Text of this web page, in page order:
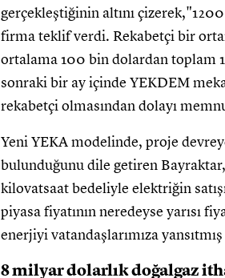
gerçekleştiğinin altını
firma teklif verdi. Rekabetçi bir
ortalama 100 bin dolardan toplam
sonraki bir ay içinde YEKDEM
rekabetçi olmasından dolayı
Yeni YEKA modelinde, proje
bulunduğunu dile getiren
kilovatsaat bedeliyle elektriğin
piyasa fiyatının neredeyse yarısı
enerjiyi vatandaşlarımıza
8 milyar dolarlık doğalgaz